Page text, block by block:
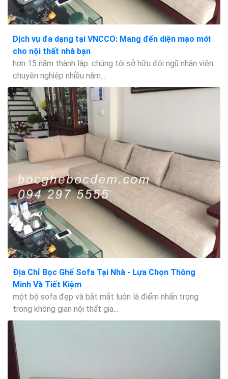
Dịch vụ đa dạng tại VNCCO: Mang đến diện mạo mới
cho nội thất nhà bạn
hơn 15 năm thành lập. chúng tôi sở hữu đội ngũ nhân viên
chuyên nghiệp nhiều năm...
Địa Chỉ Bọc Ghế Sofa Tại Nhà - Lựa Chọn Thông
Minh Và Tiết Kiệm
một bộ sofa đẹp và bắt mắt luôn là điểm nhấn trọng
trong không gian nội thất gia...